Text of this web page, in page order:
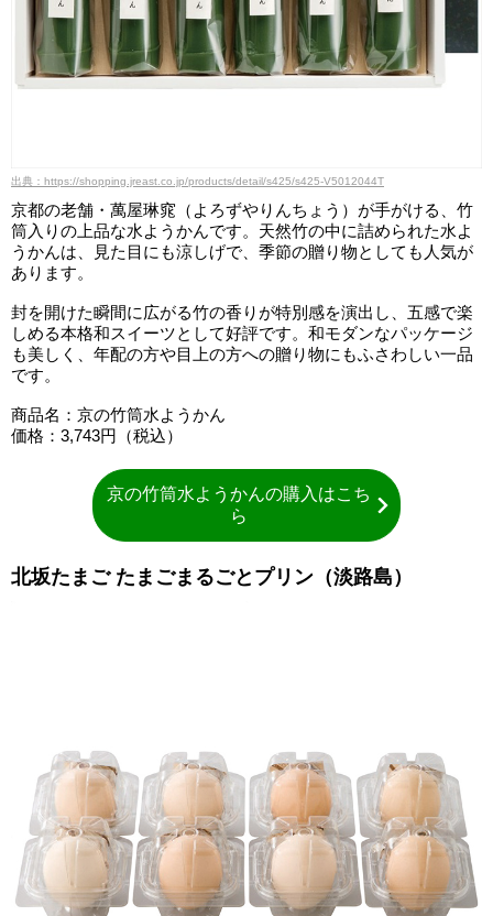
出典：https://shopping.jreast.co.jp/products/detail/s425/s425-V5012044T
京都の老舗・萬屋琳窕（よろずやりんちょう）が手がける、竹
筒入りの上品な水ようかんです。天然竹の中に詰められた水よ
うかんは、見た目にも涼しげで、季節の贈り物としても人気が
あります。
封を開けた瞬間に広がる竹の香りが特別感を演出し、五感で楽
しめる本格和スイーツとして好評です。和モダンなパッケージ
も美しく、年配の方や目上の方への贈り物にもふさわしい一品
です。
商品名：京の竹筒水ようかん
価格：3,743円（税込）
京の竹筒水ようかんの購入はこち
ら
北坂たまご たまごまるごとプリン（淡路島）